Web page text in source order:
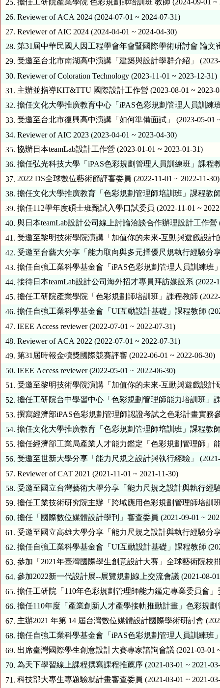
25. 擔任工研院產業學院 色彩規劃師培訓班 教師 (2024-09-01 ~
26. Reviewer of ACA 2024 (2024-07-01 ~ 2024-07-31)
27. Reviewer of AIC 2024 (2024-04-01 ~ 2024-04-30)
28. 第31屆中華民國人因工程學會年會暨國際學術研討會 論文
29. 受邀至台北市南湖高中演講「建築與設計學群介紹」 (2023-
30. Reviewer of Coloration Technology (2023-11-01 ~ 2023-12-31)
31. 主辦並指導KIT&TTU 國際設計工作營 (2023-08-01 ~ 2023-
32. 擔任文化大學推廣教育中心「iPAS色彩規劃管理人員訓練
33. 受邀至台北市復興高中演講「如何準備面試」 (2023-05-01
34. Reviewer of AIC 2023 (2023-04-01 ~ 2023-04-30)
35. 協辦日本teamLab設計工作營 (2023-01-01 ~ 2023-01-31)
36. 擔任弘光科技大學「iPAS色彩規劃管理人員訓練班」課程
37. 2022 DS全球數位藝術節評審委員 (2022-11-01 ~ 2022-11-30)
38. 擔任文化大學推廣教育「色彩規劃管理師培訓班」課程教師
39. 擔任112學年度碩士班甄試入學口試委員 (2022-11-01 ~
40. 與日本teamLab設計公司線上討論洽談合作辦理設計工作營
41. 受邀至黎明技術學院演講「加值你的未來-互動與遊戲設計
42. 受邀至台藝大分享「能力取向與多元擇優尺規執行經驗分享
43. 擔任自強工業科學基金會「iPAS色彩規劃管理人員訓練班
44. 接待日本teamLab設計公司海外招才專員拜訪媒設系 (2022-
45. 擔任工研院產業學院「色彩規劃師培訓班」課程教師 (2022-
46. 擔任自強工業科學基金會「UI互動設計基礎」課程教師
47. IEEE Access reviewer (2022-07-01 ~ 2022-07-31)
48. Reviewer of ACA 2022 (2022-07-01 ~ 2022-07-31)
49. 第31屆時報金犢獎國際競賽評審 (2022-06-01 ~ 2022-06-30)
50. IEEE Access reviewer (2022-05-01 ~ 2022-06-30)
51. 受邀至黎明技術學院演講「加值你的未來-互動與遊戲設計
52. 擔任工研院台中學習中心「色彩規劃管理師能力培訓班」
53. 撰寫經濟部iPAS色彩規劃管理師認證考試之色彩計畫實務
54. 擔任文化大學推廣教育「色彩規劃管理師培訓班」課程教師
55. 擔任經濟部工業局產業人才能力鑑定「色彩規劃管理師」
56. 受邀至世新大學分享「能力尺規之設計與執行經驗」 (2021-
57. Reviewer of CAT 2021 (2021-11-01 ~ 2021-11-30)
58. 受邀至國立台灣藝術大學分享「能力尺規之設計與執行經驗
59. 擔任工業技術研究院主辦「跨域應用色彩規劃管理師培訓
60. 擔任「國際數位媒體設計學刊」審查委員 (2021-09-01 ~
61. 受邀至國立高雄大學分享「能力尺規之設計與執行經驗分享
62. 擔任自強工業科學基金會「UI互動設計基礎」課程教師
63. 參加「2021年臺灣國際學生創意設計大賽」全球藝術院校
64. 參加2022新一代設計展--展覽規劃線上交流會議 (2021-08-
65. 擔任工研院「110年色彩規劃管理師能力鑑定專業委員會」
66. 擔任110年度「產業創新人才產學接軌推動計畫」色彩規劃
67. 主辦2021 年第 14 屆台灣數位媒體設計國際學術研討會
68. 擔任自強工業科學基金會「iPAS色彩規劃管理人員訓練班
69. 出席臺灣國際學生創意設計大賽專家諮詢會議 (2021-03-01
70. 為天下學習線上課程撰寫課程推薦序 (2021-03-01 ~ 2021-
71. 科技部大專生專題驗就計畫審查委員 (2021-03-01 ~ 2021-